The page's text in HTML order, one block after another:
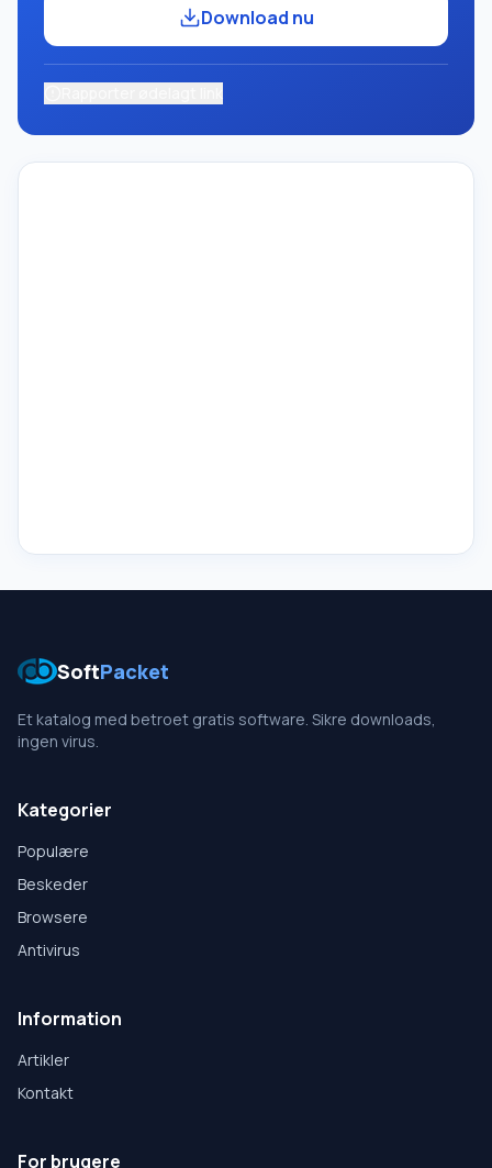
Download nu
SoftPacket
Et katalog med betroet gratis software. Sikre downloads,
ingen virus.
Kategorier
Populære
Beskeder
Browsere
Antivirus
Information
Artikler
Kontakt
For brugere